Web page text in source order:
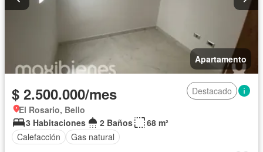
Apartamento
$ 2.500.000/mes
Destacado
El Rosario, Bello
3 Habitaciones
2 Baños
68 m²
Calefacción
Gas natural